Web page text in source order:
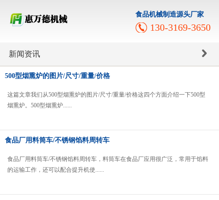
食品机械制造源头厂家
130-3169-3650
新闻资讯
500型烟熏炉的图片/尺寸/重量/价格
这篇文章我们从500型烟熏炉的图片/尺寸/重量/价格这四个方面介绍一下500型
烟熏炉。500型烟熏炉......
食品厂用料筒车/不锈钢馅料周转车
食品厂用料筒车/不锈钢馅料周转车，料筒车在食品厂应用很广泛，常用于馅料
的运输工作，还可以配合提升机使......